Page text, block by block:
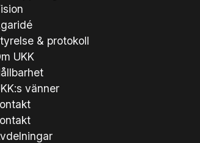
& protokoll
UKK
vänner